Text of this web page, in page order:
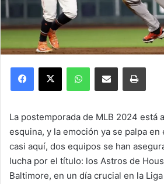
Facebook
X WhatsAppCompartir por correo electrónico
La postemporada de MLB 2024 está
esquina, y la emoción ya se palpa
casi aquí, dos equipos se han
lucha por el título: los Astros de
Baltimore, en un día crucial en la